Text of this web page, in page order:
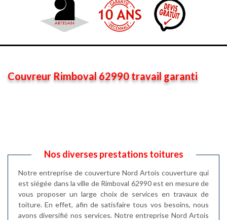
Couvreur Rimboval 62990 travail garanti
Nos diverses prestations toitures
Notre entreprise de couverture Nord Artois couverture qui
est siégée dans la ville de Rimboval 62990 est en mesure de
vous proposer un large choix de services en travaux de
toiture. En effet, afin de satisfaire tous vos besoins, nous
avons diversifié nos services. Notre entreprise Nord Artois